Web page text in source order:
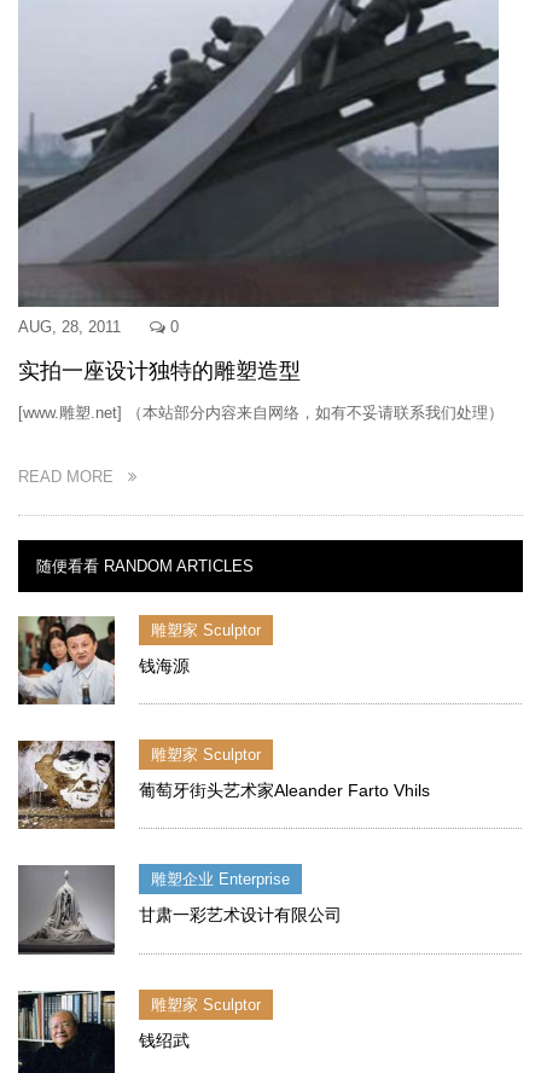
AUG, 28, 2011 0
实拍一座设计独特的雕塑造型
[www.雕塑.net] （本站部分内容来自网络，如有不妥请联系我们处理）
READ MORE
随便看看 RANDOM ARTICLES
雕塑家 Sculptor
钱海源
雕塑家 Sculptor
葡萄牙街头艺术家Aleander Farto Vhils
雕塑企业 Enterprise
甘肃一彩艺术设计有限公司
雕塑家 Sculptor
钱绍武